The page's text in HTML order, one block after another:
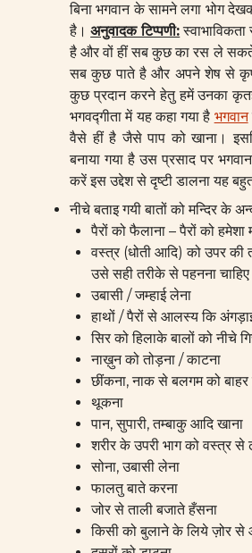
बिना भगवान के सामने लगा भोग
है।अनुवादक टिप्पणी:
है और वों हीं सब कुछ का रस ले
सब कुछ पाते है और अपने शेष से
कुछ प्रदान करने हेतु हमें उनका
भगवद्गीता में यह कहा गया है भगवान
वैसे हीं है जैसे पाप को खाना।
बनाया गया है उस प्रसाद पर
करें इस उद्देश से दृष्टी डालना यह
नीचे बताइ गयी बातों को मन्दिर के
पैरों को फैलाना – पैरों को हमेशा
वस्त्र (धोती आदि) को उपर की
उसे सही तरीके से पहनना
उबासी / जम्हाई लेना
हाथों / पैरों से आलस्य कि
सिर को हिलाके बालों को नीचे
नाख़ुन को तोड़ना / काटना
छींकना, नाक से बलगम को बाहर
थूकना
पान, सुपारी, तम्बाकु आदि खाना
शरीर के उपरी भाग को वस्त्र से
सोना, उबासी लेना
फालतु बाते करना
जोर से ताली बजाते हँसना
किसी को बुलाने के लिये ज़ोर से